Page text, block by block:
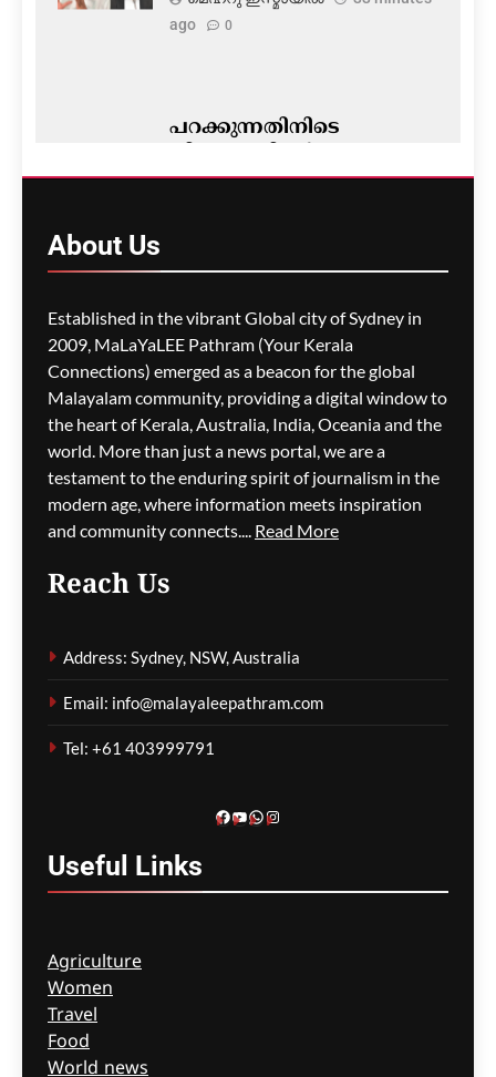
ago
0
പറക്കുന്നതിനിടെ
എമർജൻസി വാതിൽ
മെഹ്റു ഇസ്മായില്‍
36 minutes
നിതിൻ രാജിന്റെ മരണം:
അന്വേഷണം നടത്തിയ
ക്രൈംബ്രാഞ്ച് സ്ക്വാഡ്
അംഗങ്ങളെ സ്ഥലംമാറ്റി
മെഹ്റു ഇസ്മായില്‍
6 hours
ago
0
ചർച്ചകൾ
അന്തിമഘട്ടത്തിൽ
ago
About Us
Established in the vibrant Global city of Sydney in
2009, MaLaYaLEE Pathram (Your Kerala
Connections) emerged as a beacon for the global
Malayalam community, providing a digital window to
the heart of Kerala, Australia, India, Oceania and the
world. More than just a news portal, we are a
testament to the enduring spirit of journalism in the
modern age, where information meets inspiration
and community connects.... Read More
Reach Us
Address: Sydney, NSW, Australia
Email: info@malayaleepathram.com
Tel: +61 403999791
Facebook
YouTube
WhatsApp
Instagram
Useful Links
Agriculture
Women
Travel
Food
World news